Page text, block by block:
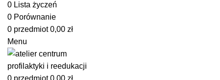
0 Lista życzeń
0 Porównanie
0 przedmiot 0,00 zł
Menu
0 przedmiot 0,00 zł